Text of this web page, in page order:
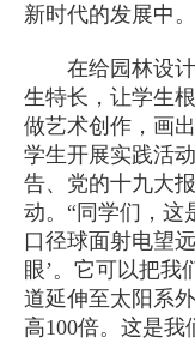
新时代的发展中。
在给园林设计
生特长，让学生
做艺术创作，画
学生开展实践活
告、党的十九大
动。“同学们，这
口径球面射电望
眼’。它可以把我
道延伸至太阳系
高100倍。这是我